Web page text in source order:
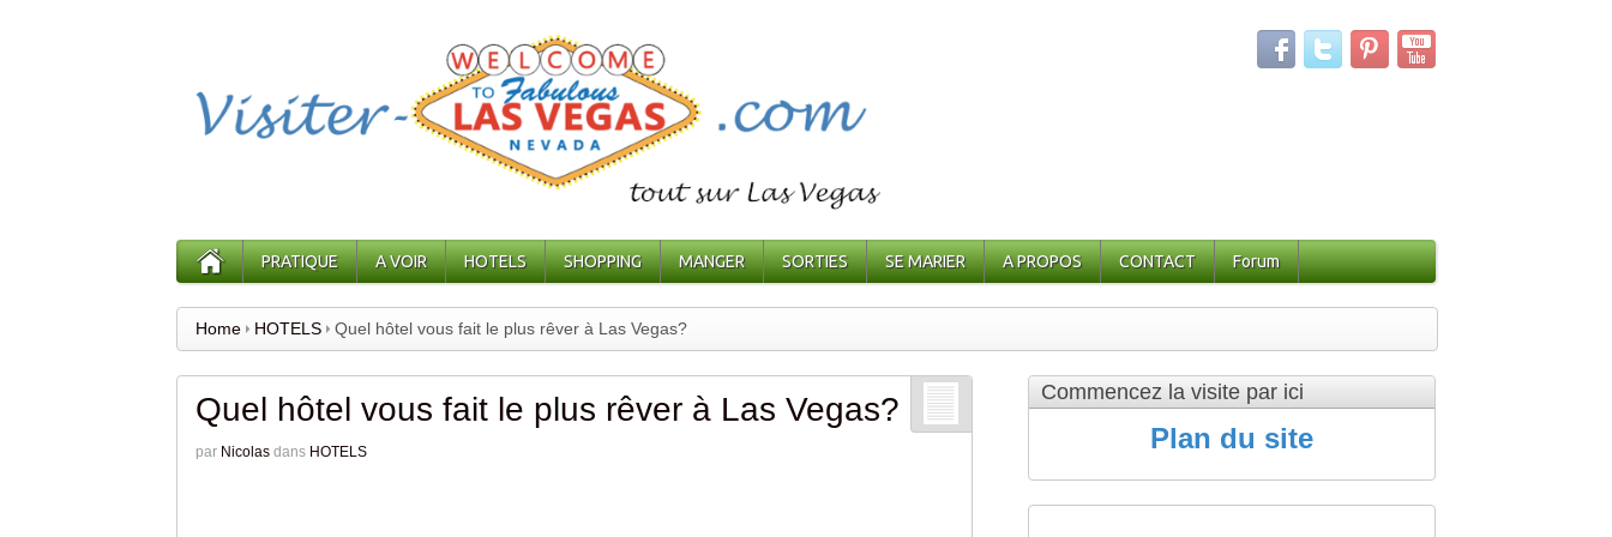
PRATIQUE A VOIR HOTELS SHOPPING MANGER SORTIES SE MARIER A PROPOS CONTACT Forum
Home HOTELS Quel hôtel vous fait le plus rêver à Las Vegas?
Quel hôtel vous fait le plus rêver à Las Vegas?
par Nicolas dans HOTELS
Commencez la visite par ici
Plan du site